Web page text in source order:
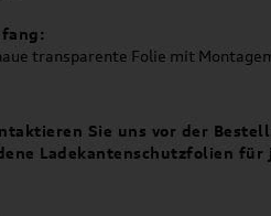
transparente Folie mit
Sie uns vor der
Ladekantenschutzfolien